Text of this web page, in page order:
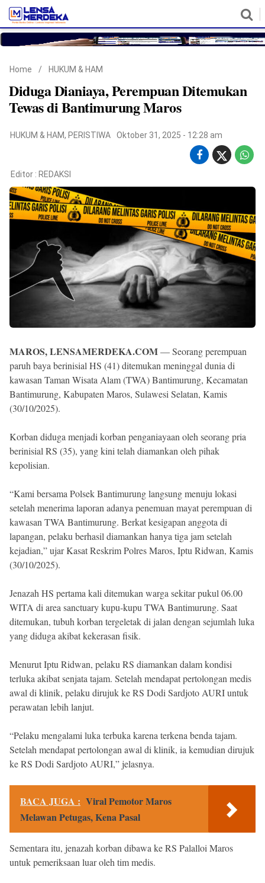
©
Copyright
Merdeka
Home / HUKUM & HAM
Diduga Dianiaya, Perempuan Ditemukan
Tewas di Bantimurung Maros
HUKUM & HAM, PERISTIWA Oktober 31, 2025 - 12:28 am
Editor : REDAKSI
MAROS, LENSAMERDEKA.COM— Seorang perempuan
paruh baya berinisial HS (41) ditemukan meninggal dunia di
kawasan Taman Wisata Alam (TWA) Bantimurung, Kecamatan
Bantimurung, Kabupaten Maros, Sulawesi Selatan, Kamis
(30/10/2025).
Korban diduga menjadi korban penganiayaan oleh seorang pria
berinisial RS (35), yang kini telah diamankan oleh pihak
kepolisian.
“Kami bersama Polsek Bantimurung langsung menuju lokasi
setelah menerima laporan adanya penemuan mayat perempuan di
kawasan TWA Bantimurung. Berkat kesigapan anggota di
lapangan, pelaku berhasil diamankan hanya tiga jam setelah
kejadian,” ujar Kasat Reskrim Polres Maros, Iptu Ridwan, Kamis
(30/10/2025).
Jenazah HS pertama kali ditemukan warga sekitar pukul 06.00
WITA di area sanctuary kupu-kupu TWA Bantimurung. Saat
ditemukan, tubuh korban tergeletak di jalan dengan sejumlah luka
yang diduga akibat kekerasan fisik.
Menurut Iptu Ridwan, pelaku RS diamankan dalam kondisi
terluka akibat senjata tajam. Setelah mendapat pertolongan medis
awal di klinik, pelaku dirujuk ke RS Dodi Sardjoto AURI untuk
perawatan lebih lanjut.
“Pelaku mengalami luka terbuka karena terkena benda tajam.
Setelah mendapat pertolongan awal di klinik, ia kemudian dirujuk
ke RS Dodi Sardjoto AURI,” jelasnya.
BACA JUGA : Viral Pemotor Maros
Melawan Petugas, Kena Pasal
Sementara itu, jenazah korban dibawa ke RS Palalloi Maros
untuk pemeriksaan luar oleh tim medis.